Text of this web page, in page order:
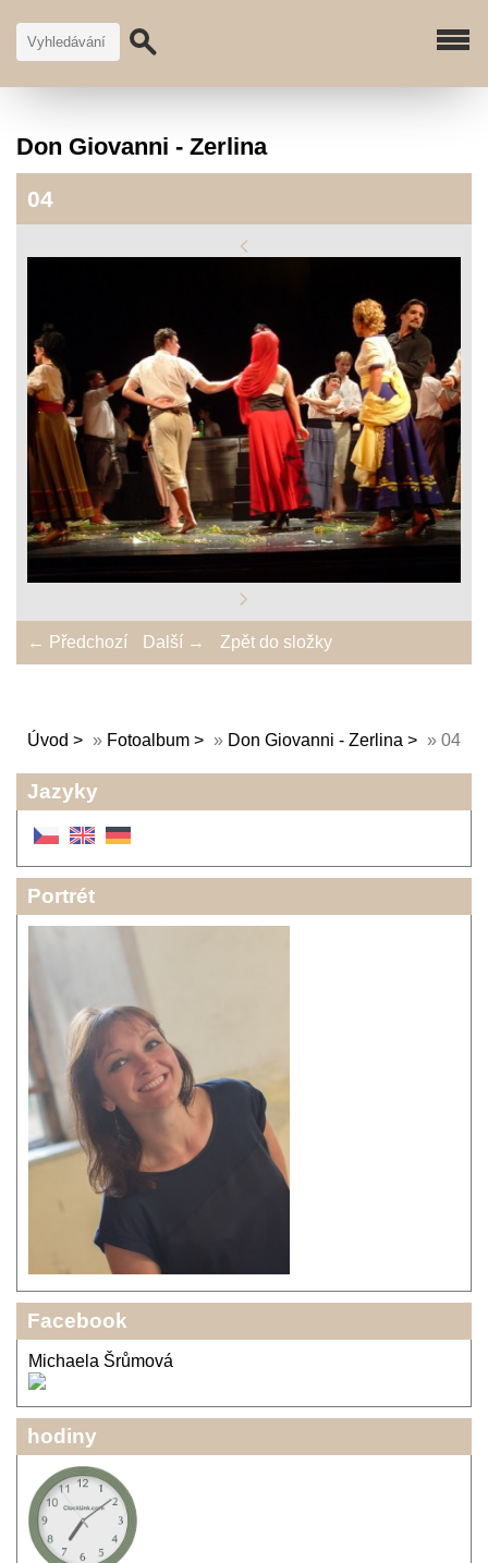
Don Giovanni - Zerlina
04
← Předchozí Další → Zpět do složky
Úvod » Fotoalbum » Don Giovanni - Zerlina » 04
Jazyky
Portrét
Facebook
Michaela Šrůmová
hodiny